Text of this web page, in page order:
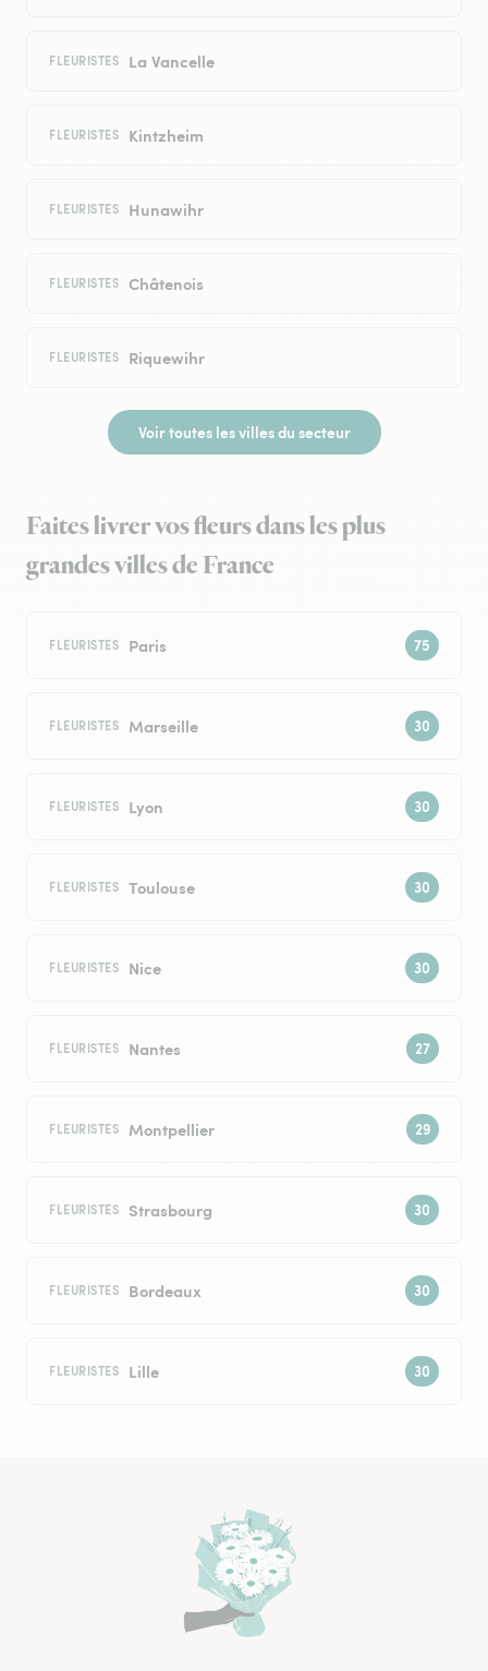
FLEURISTES La Vancelle
FLEURISTES Kintzheim
FLEURISTES Hunawihr
FLEURISTES Châtenois
FLEURISTES Riquewihr
Voir toutes les villes du secteur
Faites livrer vos fleurs dans les plus
grandes villes de France
FLEURISTES Paris
FLEURISTES Marseille
FLEURISTES Lyon
FLEURISTES Toulouse
FLEURISTES Nice
FLEURISTES Nantes
FLEURISTES Montpellier
FLEURISTES Strasbourg
FLEURISTES Bordeaux
FLEURISTES Lille